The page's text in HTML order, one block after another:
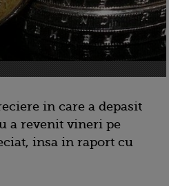
in care a depasit
a revenit vineri pe
insa in raport cu